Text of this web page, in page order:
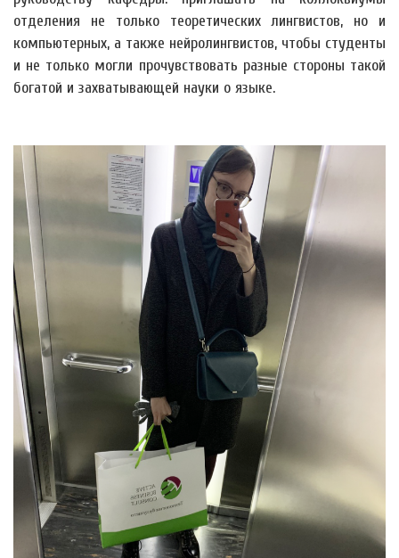
отделения не только теоретических лингвистов, но и
компьютерных, а также нейролингвистов, чтобы студенты
и не только могли прочувствовать разные стороны такой
богатой и захватывающей науки о языке.